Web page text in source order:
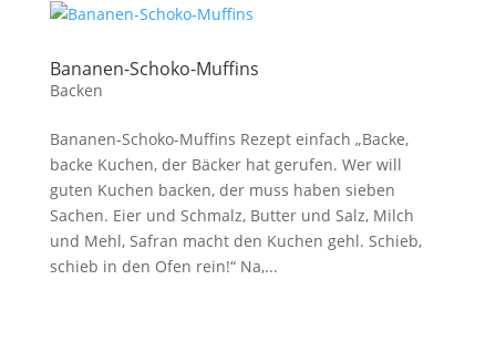
Bananen-Schoko-Muffins
Backen
Bananen-Schoko-Muffins Rezept einfach „Backe,
backe Kuchen, der Bäcker hat gerufen. Wer will
guten Kuchen backen, der muss haben sieben
Sachen. Eier und Schmalz, Butter und Salz, Milch
und Mehl, Safran macht den Kuchen gehl. Schieb,
schieb in den Ofen rein!“ Na,...